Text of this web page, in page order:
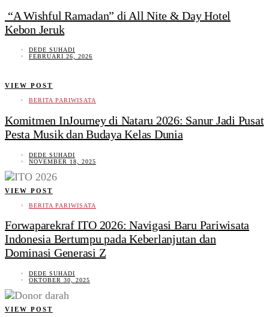
“A Wishful Ramadan” di All Nite & Day Hotel
Kebon Jeruk
DEDE SUHADI
FEBRUARI 26, 2026
VIEW POST
BERITA PARIWISATA
Komitmen InJourney di Nataru 2026: Sanur Jadi Pusat
Pesta Musik dan Budaya Kelas Dunia
DEDE SUHADI
NOVEMBER 18, 2025
VIEW POST
BERITA PARIWISATA
Forwaparekraf ITO 2026: Navigasi Baru Pariwisata
Indonesia Bertumpu pada Keberlanjutan dan
Dominasi Generasi Z
DEDE SUHADI
OKTOBER 30, 2025
VIEW POST